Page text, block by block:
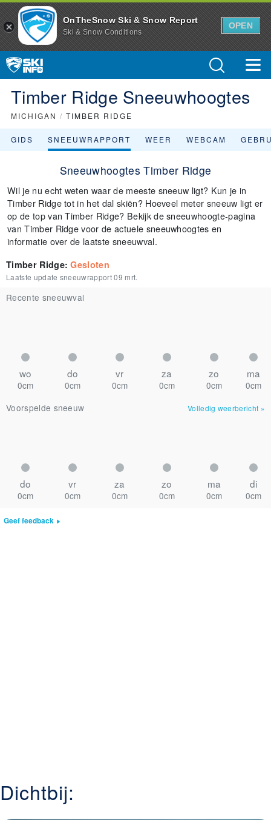
OnTheSnow Ski & Snow Report
Ski & Snow Conditions
OPEN
Timber Ridge Sneeuwhoogtes
MICHIGAN / TIMBER RIDGE
GIDS SNEEUWRAPPORT WEER WEBCAM
Sneeuwhoogtes Timber Ridge
Wil je nu echt weten waar de meeste sneeuw ligt? Kun je in
Timber Ridge tot in het dal skiën? Hoeveel meter sneeuw ligt er
op de top van Timber Ridge? Bekijk de sneeuwhoogte-pagina
van Timber Ridge voor de actuele sneeuwhoogtes en
informatie over de laatste sneeuwval.
Timber Ridge:Gesloten
Laatste update sneeuwrapport09 mrt.
Recente sneeuwval
wo do vr za zo ma
0cm 0cm 0cm 0cm 0cm
0cm
Voorspelde sneeuw
Volledig weerbericht »
do vr za zo ma di
0cm 0cm 0cm 0cm 0cm 0cm
Geef feedback
Dichtbij: